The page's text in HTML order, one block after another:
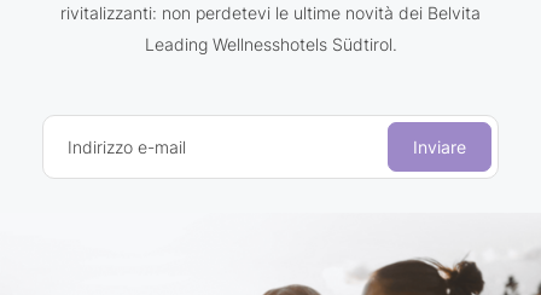
rivitalizzanti: non perdetevi le ultime novità dei Belvita
Leading Wellnesshotels Südtirol.
Indirizzo e-mail Inviare